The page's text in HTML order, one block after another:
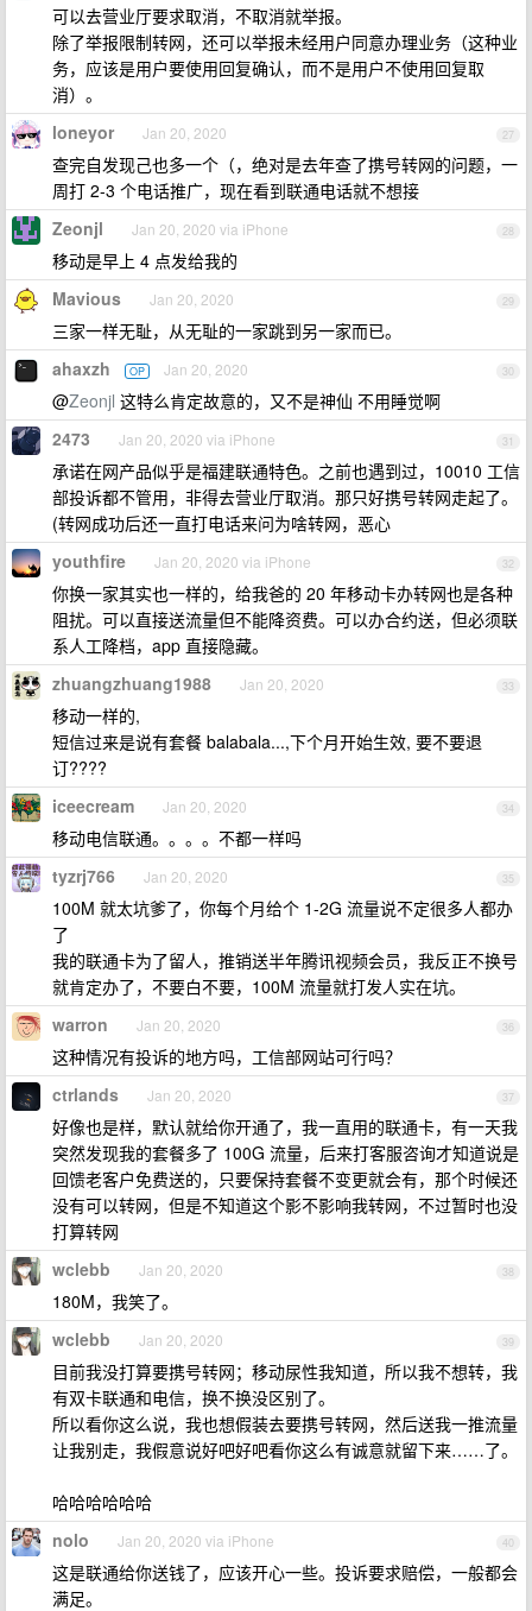
可以去营业厅要求取消，不取消就举报。
除了举报限制转网，还可以举报未经用户同意办理业务（这种业
务，应该是用户要使用回复确认，而不是用户不使用回复取
消）。
27
loneyor Jan 20, 2020
查完自发现己也多一个（，绝对是去年查了携号转网的问题，一
周打 2-3 个电话推广，现在看到联通电话就不想接
28
Zeonjl Jan 20, 2020 via iPhone
移动是早上 4 点发给我的
29
Mavious Jan 20, 2020
三家一样无耻，从无耻的一家跳到另一家而已。
30
ahaxzh OP Jan 20, 2020
@Zeonjl 这特么肯定故意的，又不是神仙 不用睡觉啊
31
2473 Jan 20, 2020 via iPhone
承诺在网产品似乎是福建联通特色。之前也遇到过，10010 工信
部投诉都不管用，非得去营业厅取消。那只好携号转网走起了。
(转网成功后还一直打电话来问为啥转网，恶心
32
youthfire Jan 20, 2020 via iPhone
你换一家其实也一样的，给我爸的 20 年移动卡办转网也是各种
阻扰。可以直接送流量但不能降资费。可以办合约送，但必须联
系人工降档，app 直接隐藏。
33
zhuangzhuang1988 Jan 20, 2020
移动一样的,
短信过来是说有套餐 balabala...,下个月开始生效, 要不要退
订????
34
iceecream Jan 20, 2020
移动电信联通。。。。不都一样吗
35
tyzrj766 Jan 20, 2020
100M 就太坑爹了，你每个月给个 1-2G 流量说不定很多人都办
了
我的联通卡为了留人，推销送半年腾讯视频会员，我反正不换号
就肯定办了，不要白不要，100M 流量就打发人实在坑。
36
warron Jan 20, 2020
这种情况有投诉的地方吗，工信部网站可行吗？
37
ctrlands Jan 20, 2020
好像也是样，默认就给你开通了，我一直用的联通卡，有一天我
突然发现我的套餐多了 100G 流量，后来打客服咨询才知道说是
回馈老客户免费送的，只要保持套餐不变更就会有，那个时候还
没有可以转网，但是不知道这个影不影响我转网，不过暂时也没
打算转网
38
wclebb Jan 20, 2020
180M，我笑了。
39
wclebb Jan 20, 2020
目前我没打算要携号转网；移动尿性我知道，所以我不想转，我
有双卡联通和电信，换不换没区别了。
所以看你这么说，我也想假装去要携号转网，然后送我一推流量
让我别走，我假意说好吧好吧看你这么有诚意就留下来……了。
哈哈哈哈哈哈
40
nolo Jan 20, 2020 via iPhone
这是联通给你送钱了，应该开心一些。投诉要求赔偿，一般都会
满足。